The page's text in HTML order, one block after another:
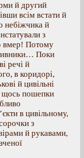
й другий
всім встати й
небіжчика й
з
вмер! Потому
Поки
речі й
в коридорі,
й цивільні
щось пошепки
в цивільному,
з
й рукавами,